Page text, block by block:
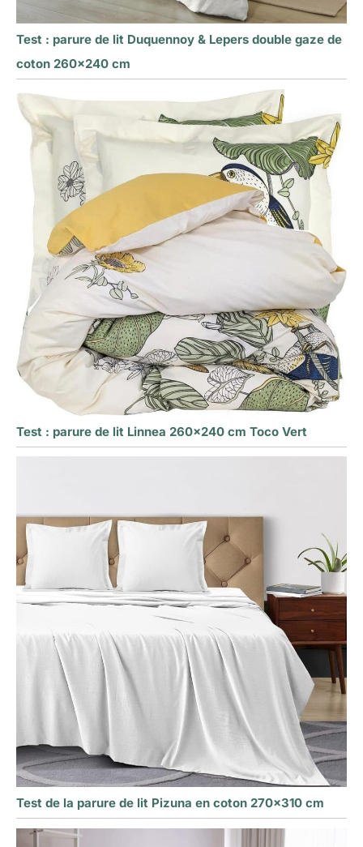
Test : parure de lit Duquennoy & Lepers double gaze de
coton 260×240 cm
Test : parure de lit Linnea 260×240 cm Toco Vert
Test de la parure de lit Pizuna en coton 270×310 cm